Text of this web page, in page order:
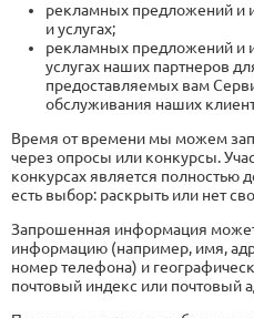
рекламных предложений и
и ​​услугах;
рекламных предложений и
услугах наших партнеров
предоставляемых вам
обслуживания наших
Время от времени мы можем
через опросы или конкурсы.
конкурсах является полностью
есть выбор: раскрыть или нет
Запрошенная информация
информацию (например, имя,
номер телефона) и
почтовый индекс или почтовый